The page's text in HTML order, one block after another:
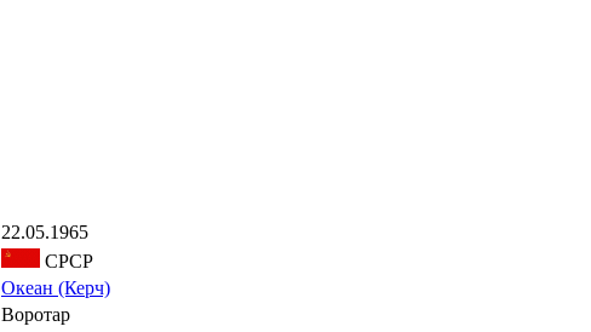
22.05.1965
СРСР
Океан (Керч)
Воротар